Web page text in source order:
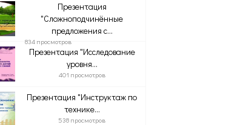
Презентация
"Сложноподчинённые
предложения с...
834 просмотров
Презентация "Исследование
уровня...
401 просмотров
Презентация "Инструктаж по
технике...
538 просмотров